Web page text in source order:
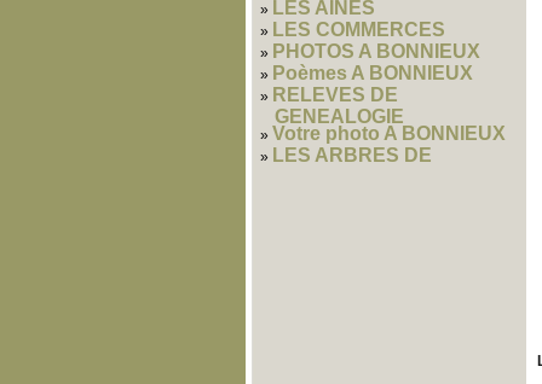
LES AINES
LES COMMERCES
PHOTOS A BONNIEUX
Poèmes A BONNIEUX
RELEVES DE
GENEALOGIE
Votre photo A BONNIEUX
LES ARBRES DE